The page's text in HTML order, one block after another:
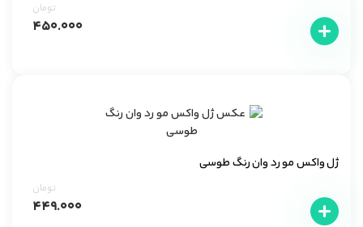
۴۵۰.۰۰۰
تومان
ژل واکس مو رد وان رنگ طوسی
۴۴۹.۰۰۰
تومان